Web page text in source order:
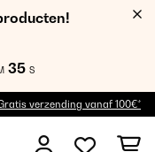
34 S
verzending vanaf 100€*